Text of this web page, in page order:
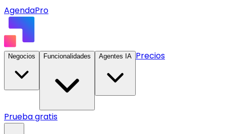
AgendaPro
Negocios Funcionalidades Agentes IA Precios
Prueba gratis